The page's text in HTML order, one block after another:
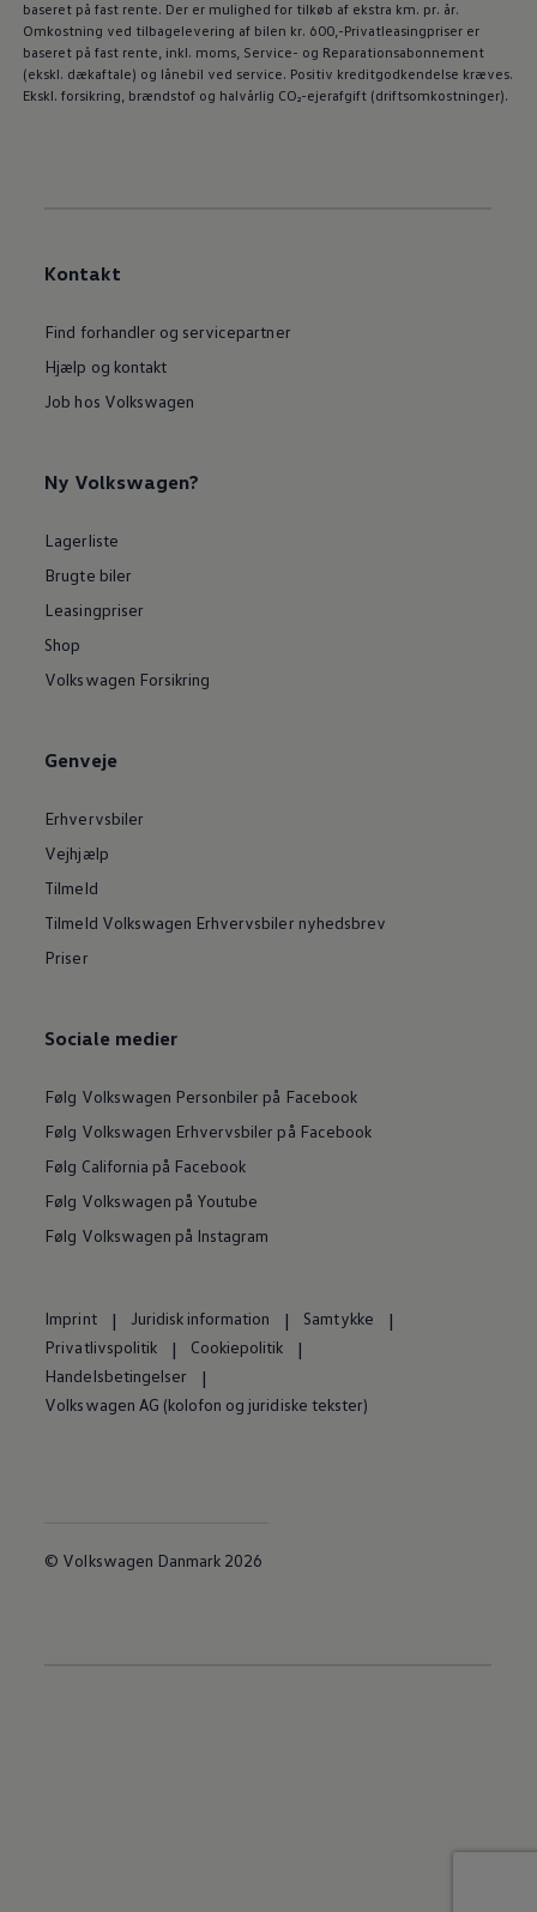
baseret på fast rente. Der er mulighed for tilkøb af ekstra km. pr. år.
Omkostning ved tilbagelevering af bilen kr. 600,-Privatleasingpriser er
baseret på fast rente, inkl. moms, Service- og Reparationsabonnement
(ekskl. dækaftale) og lånebil ved service. Positiv kreditgodkendelse kræves.
Ekskl. forsikring, brændstof og halvårlig CO₂-ejerafgift (driftsomkostninger).
Kontakt
Find forhandler og servicepartner
Hjælp og kontakt
Job hos Volkswagen
Ny Volkswagen?
Lagerliste
Brugte biler
Leasingpriser
Shop
Volkswagen Forsikring
Genveje
Erhvervsbiler
Vejhjælp
Tilmeld
Tilmeld Volkswagen Erhvervsbiler nyhedsbrev
Priser
Sociale medier
Følg Volkswagen Personbiler på Facebook
Følg Volkswagen Erhvervsbiler på Facebook
Følg California på Facebook
Følg Volkswagen på Youtube
Følg Volkswagen på Instagram
Imprint Juridisk information
Samtykke
Privatlivspolitik
Cookiepolitik
Handelsbetingelser
Volkswagen AG (kolofon og juridiske tekster)
© Volkswagen Danmark 2026